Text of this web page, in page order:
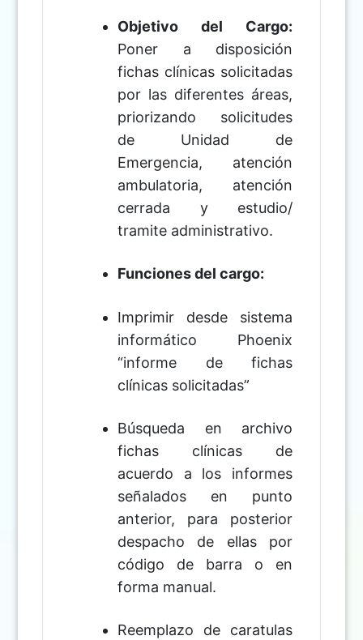
Objetivo del Cargo:
Poner a disposición
fichas clínicas solicitadas
por las diferentes áreas,
priorizando solicitudes
de Unidad de
Emergencia, atención
ambulatoria, atención
cerrada y estudio/
tramite administrativo.
Funciones del cargo:
Imprimir desde sistema
informático Phoenix
“informe de fichas
clínicas solicitadas”
Búsqueda en archivo
fichas clínicas de
acuerdo a los informes
señalados en punto
anterior, para posterior
despacho de ellas por
código de barra o en
forma manual.
Reemplazo de caratulas